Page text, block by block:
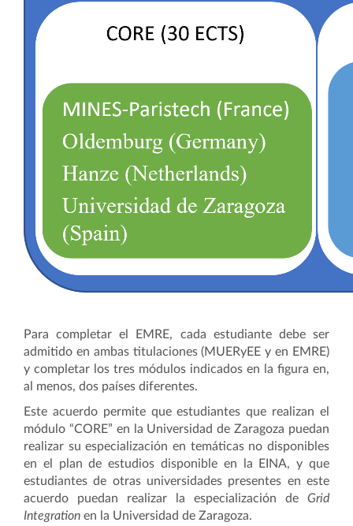
Para completar el EMRE, cada estudiante debe ser
admitido en ambas titulaciones (MUERyEE y en EMRE)
y completar los tres módulos indicados en la figura en,
al menos, dos países diferentes.
Este acuerdo permite que estudiantes que realizan el
módulo “CORE” en la Universidad de Zaragoza puedan
realizar su especialización en temáticas no disponibles
en el plan de estudios disponible en la EINA, y que
estudiantes de otras universidades presentes en este
acuerdo puedan realizar la especialización de Grid
Integration en la Universidad de Zaragoza.